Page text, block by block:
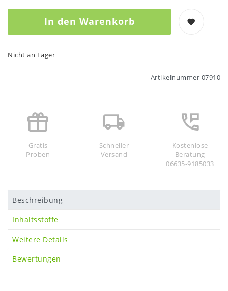
In den Warenkorb
Nicht an Lager
Artikelnummer 07910
Gratis
Proben
Schneller
Versand
Kostenlose
Beratung
06635-9185033
Beschreibung
Inhaltsstoffe
Weitere Details
Bewertungen